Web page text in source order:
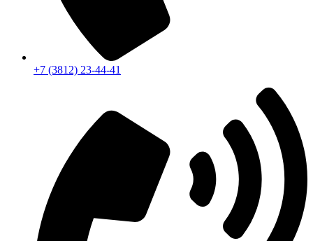
+7 (3812) 23-44-41